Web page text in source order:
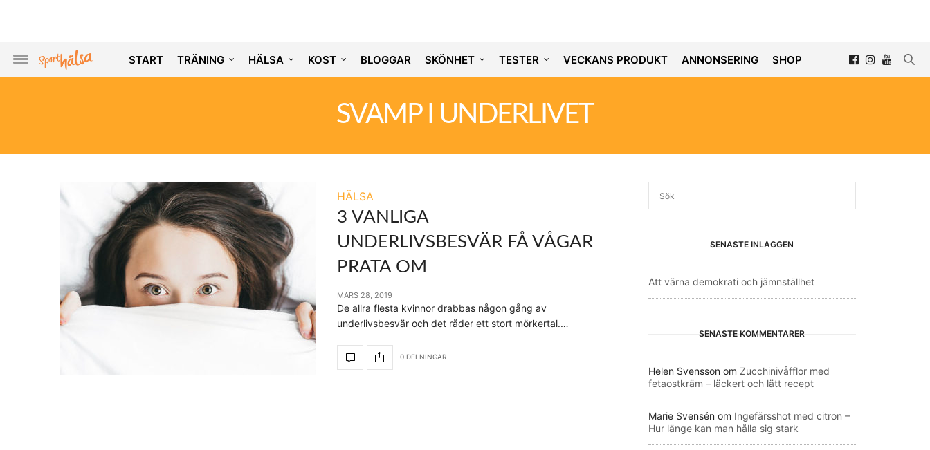
START TRÄNING HÄLSA KOST BLOGGAR SKÖNHET TESTER VECKANS PRODUKT ANNONSERING SHOP
SVAMP I UNDERLIVET
HÄLSA
3 VANLIGA
UNDERLIVSBESVÄR FÅ VÅGAR
PRATA OM
MARS 28, 2019
De allra flesta kvinnor drabbas någon gång av
underlivsbesvär och det råder ett stort mörkertal.…
0 DELNINGAR
SENASTE INLÄGGEN
Att värna demokrati och jämnställhet
SENASTE KOMMENTARER
Helen Svensson om Zucchinivåfflor med
fetaostkräm – läckert och lätt recept
Marie Svensén om Ingefärsshot med citron –
Hur länge kan man hålla sig stark